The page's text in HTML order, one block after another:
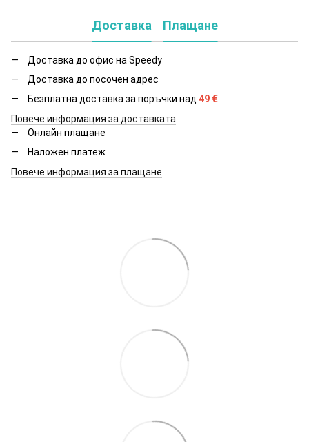
Доставка Плащане
Доставка до офис на Speedy
Доставка до посочен адрес
Безплатна доставка за поръчки над 49 €
Повече информация за доставката
Онлайн плащане
Наложен платеж
Повече информация за плащане